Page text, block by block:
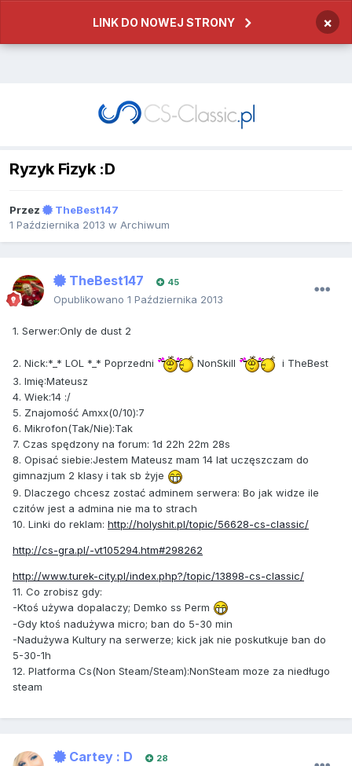
LINK DO NOWEJ STRONY ×
Ryzyk Fizyk :D
Przez
TheBest147
1 Października 2013 w Archiwum
TheBest147 45
Opublikowano 1 Października 2013
1. Serwer:Only de dust 2
2. Nick:*_* LOL *_* Poprzedni NonSkill
i TheBest
3. Imię:Mateusz
4. Wiek:14 :/
5. Znajomość Amxx(0/10):7
6. Mikrofon(Tak/Nie):Tak
7. Czas spędzony na forum: 1d 22h 22m 28s
8. Opisać siebie:Jestem Mateusz mam 14 lat uczęszczam do
gimnazjum 2 klasy i tak sb żyje
9. Dlaczego chcesz zostać adminem serwera: Bo jak widze ile
czitów jest a admina nie ma to strach
10. Linki do reklam: http://holyshit.pl/topic/56628-cs-classic/
http://cs-gra.pl/-vt105294.htm#298262
http://www.turek-city.pl/index.php?/topic/13898-cs-classic/
11. Co zrobisz gdy:
-Ktoś używa dopalaczy; Demko ss Perm
-Gdy ktoś nadużywa micro; ban do 5-30 min
-Nadużywa Kultury na serwerze; kick jak nie poskutkuje ban do
5-30-1h
12. Platforma Cs(Non Steam/Steam):NonSteam moze za niedługo
steam
Cartey : D 28